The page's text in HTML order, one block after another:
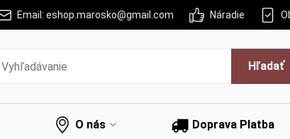
Email: eshop.marosko@gmail.com Náradie
Hľadať
O nás Doprava Platba